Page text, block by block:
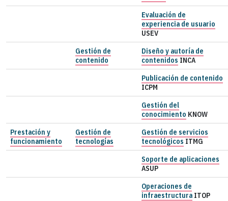
Evaluación de
experiencia de usuario
USEV
Gestión de
contenido
Diseño y autoría de
contenidos INCA
Publicación de contenido
ICPM
Gestión del
conocimiento KNOW
Prestación y
funcionamiento
Gestión de
tecnologías
Gestión de servicios
tecnológicos ITMG
Soporte de aplicaciones
ASUP
Operaciones de
infraestructura ITOP